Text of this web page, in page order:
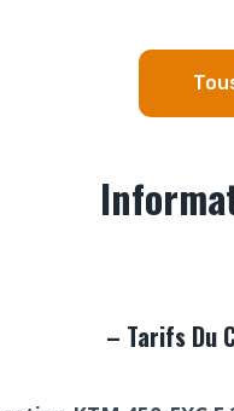
– Tarifs Du